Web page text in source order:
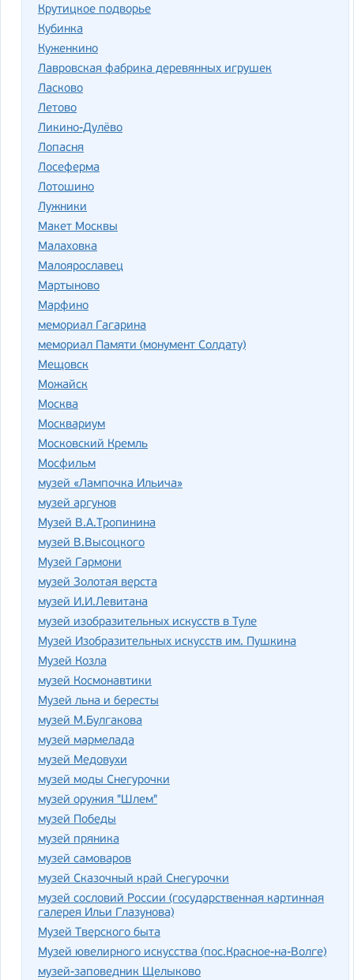
Крутицкое подворье
Кубинка
Куженкино
Лавровская фабрика деревянных игрушек
Ласково
Летово
Ликино-Дулёво
Лопасня
Лосеферма
Лотошино
Лужники
Макет Москвы
Малаховка
Малоярославец
Мартыново
Марфино
мемориал Гагарина
мемориал Памяти (монумент Солдату)
Мещовск
Можайск
Москва
Москвариум
Московский Кремль
Мосфильм
музей «Лампочка Ильича»
музей аргунов
Музей В.А.Тропинина
музей В.Высоцкого
Музей Гармони
музей Золотая верста
музей И.И.Левитана
музей изобразительных искусств в Туле
Музей Изобразительных искусств им. Пушкина
Музей Козла
музей Космонавтики
Музей льна и бересты
музей М.Булгакова
музей мармелада
музей Медовухи
музей моды Снегурочки
музей оружия "Шлем"
музей Победы
музей пряника
музей самоваров
музей Сказочный край Снегурочки
музей сословий России (государственная картинная
галерея Ильи Глазунова)
Музей Тверского быта
Музей ювелирного искусства (пос.Красное-на-Волге)
музей-заповедник Щелыково